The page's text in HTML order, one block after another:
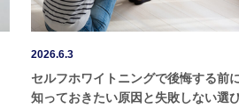
2026.6.3
セルフホワイトニングで後悔する前
知っておきたい原因と失敗しない選